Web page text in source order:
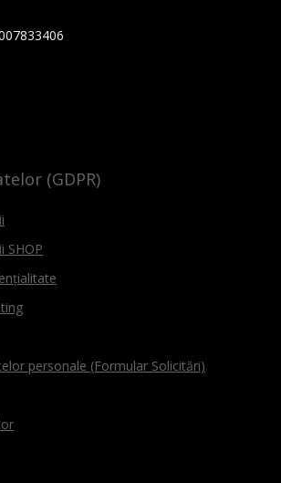
(GDPR)
SHOP
personale (Formular Solicitări)